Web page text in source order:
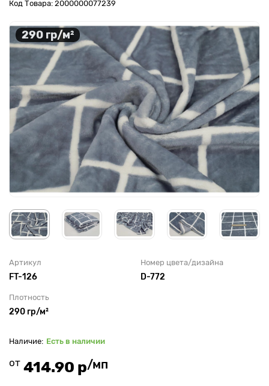
Код Товара: 2000000077239
290 гр/м²
Артикул
FT-126
Номер цвета/дизайна
D-772
Плотность
290 гр/м²
Есть в наличии
от 414.90 р/мп